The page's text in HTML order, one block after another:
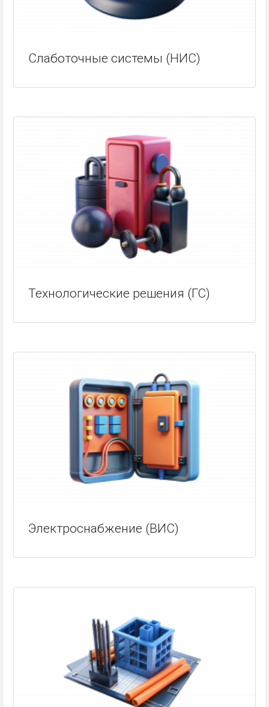
Слаботочные системы (НИС)
Технологические решения (ГС)
Электроснабжение (ВИС)